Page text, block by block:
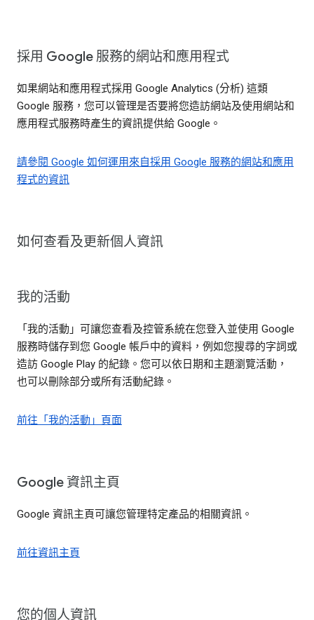
採用 Google 服務的網站和應用程式
如果網站和應用程式採用 Google Analytics (分析) 這類
Google 服務，您可以管理是否要將您造訪網站及使用網站和
應用程式服務時產生的資訊提供給 Google。
請參閱 Google 如何運用來自採用 Google 服務的網站和應用
程式的資訊
如何查看及更新個人資訊
我的活動
「我的活動」可讓您查看及控管系統在您登入並使用 Google
服務時儲存到您 Google 帳戶中的資料，例如您搜尋的字詞或
造訪 Google Play 的紀錄。您可以依日期和主題瀏覽活動，
也可以刪除部分或所有活動紀錄。
前往「我的活動」頁面
Google 資訊主頁
Google 資訊主頁可讓您管理特定產品的相關資訊。
前往資訊主頁
您的個人資訊